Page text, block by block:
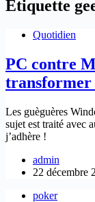
Étiquette
Quotidien
PC contre
transformer
Les guèguères
sujet est traité avec
j’adhère !
admin
22 décembre
poker